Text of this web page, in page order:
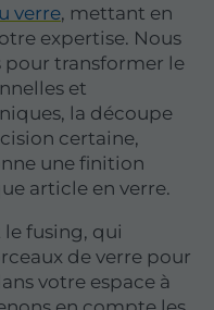
verre, mettant en
expertise. Nous
pour transformer le
et
la découpe
certaine,
une finition
article en verre.
fusing, qui
de verre pour
votre espace à